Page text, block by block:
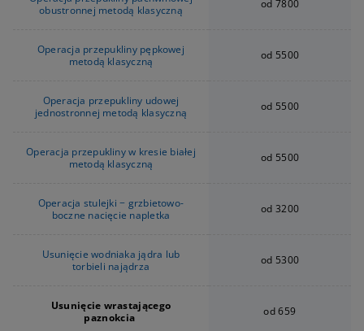
obustronnej metodą klasyczną
od 7800
Operacja przepukliny pępkowej
metodą klasyczną
od 5500
Operacja przepukliny udowej
jednostronnej metodą klasyczną
od 5500
Operacja przepukliny w kresie białej
metodą klasyczną
od 5500
Operacja stulejki − grzbietowo-
boczne nacięcie napletka
od 3200
Usunięcie wodniaka jądra lub
torbieli najądrza
od 5300
Usunięcie wrastającego
paznokcia
od 659